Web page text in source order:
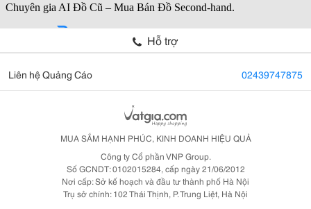
Hỗ trợ
Liên hệ Quảng Cáo 02439747875
MUA SẮM HẠNH PHÚC, KINH DOANH HIỆU QUẢ
Công ty Cổ phần VNP Group.
Số GCNDT: 0102015284, cấp ngày 21/06/2012
Nơi cấp: Sở kế hoạch và đầu tư thành phố Hà Nội
Trụ sở chính: 102 Thái Thịnh, P. Trung Liệt, Hà Nội